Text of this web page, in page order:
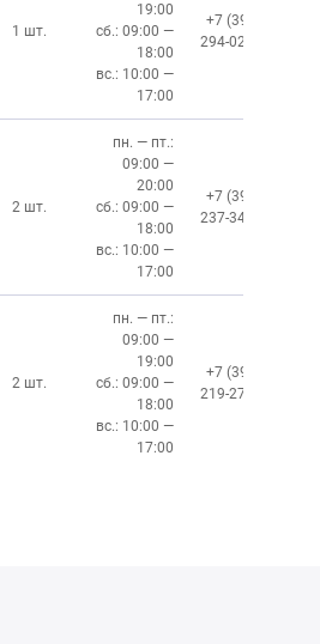
1 шт.
19:00
сб.: 09:00 —
18:00
вс.: 10:00 —
17:00
+7 (391)
294-02-02
2 шт.
пн. — пт.:
09:00 —
20:00
сб.: 09:00 —
18:00
вс.: 10:00 —
17:00
+7 (391)
237-34-34
2 шт.
пн. — пт.:
09:00 —
19:00
сб.: 09:00 —
18:00
вс.: 10:00 —
17:00
+7 (391)
219-27-50